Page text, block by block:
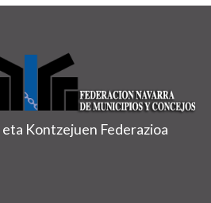
Kontzejuen Federazioa